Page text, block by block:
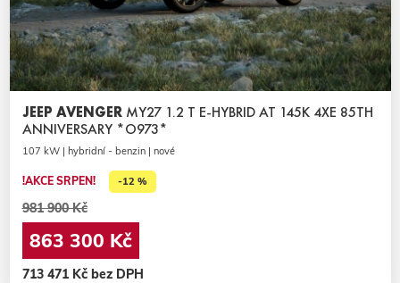
JEEP AVENGER MY27 1.2 T E-HYBRID AT 145K 4XE 85TH
ANNIVERSARY *O973*
107 kW | hybridní - benzin | nové
!AKCE SRPEN! -12 %
981 900 Kč
863 300 Kč
713 471 Kč bez DPH